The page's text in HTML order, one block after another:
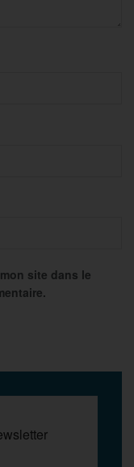
site dans le